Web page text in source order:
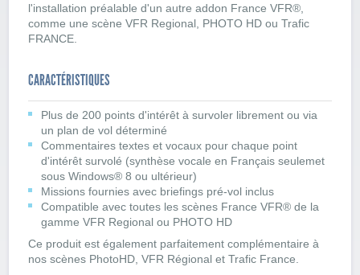
l'installation préalable d'un autre addon France VFR®,
comme une scène VFR Regional, PHOTO HD ou Trafic
FRANCE.
CARACTÉRISTIQUES
Plus de 200 points d'intérêt à survoler librement ou via
un plan de vol déterminé
Commentaires textes et vocaux pour chaque point
d'intérêt survolé (synthèse vocale en Français seulemet
sous Windows® 8 ou ultérieur)
Missions fournies avec briefings pré-vol inclus
Compatible avec toutes les scènes France VFR® de la
gamme VFR Regional ou PHOTO HD
Ce produit est également parfaitement complémentaire à
nos scènes PhotoHD, VFR Régional et Trafic France.